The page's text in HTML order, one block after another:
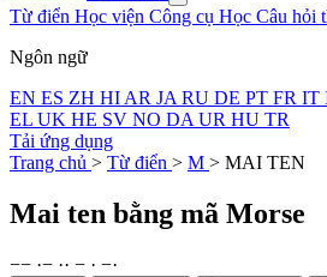
Từ điển Học viện Công cụ Học Câu hỏi
Ngôn ngữ
EN ES ZH HI AR JA RU DE PT FR IT
EL UK HE SV NO DA UR HU TR
Tải ứng dụng
Trang chủ > Từ điển > M > MAI TEN
Mai ten bằng mã Morse
−− ·− ·· − · −·